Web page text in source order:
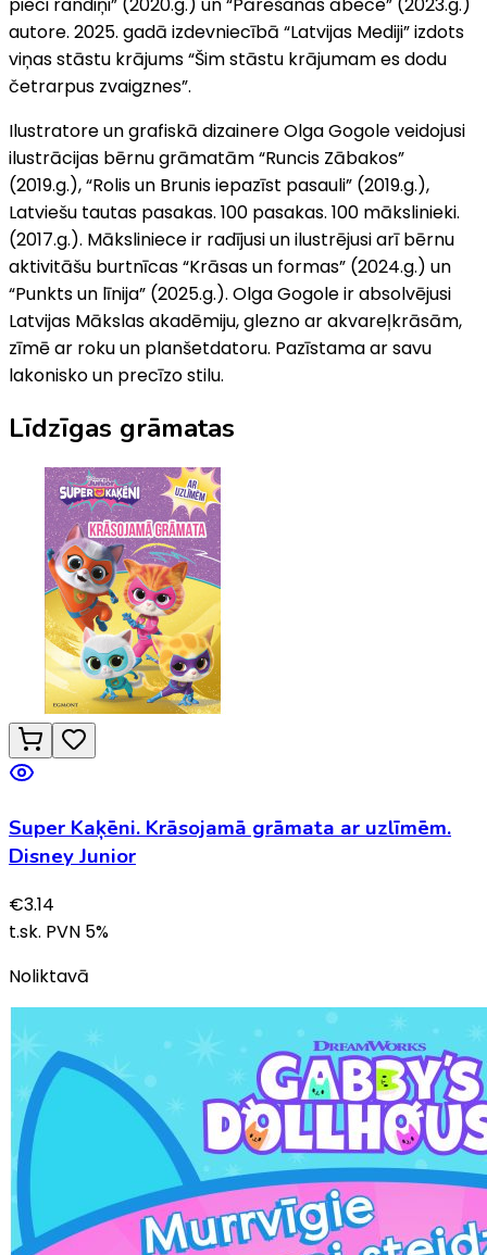
pieci randiņi” (2020.g.) un “Pārēšanās ābece” (2023.g.)
autore. 2025. gadā izdevniecībā “Latvijas Mediji” izdots
viņas stāstu krājums “Šim stāstu krājumam es dodu
četrarpus zvaigznes”.
Ilustratore un grafiskā dizainere Olga Gogole veidojusi
ilustrācijas bērnu grāmatām “Runcis Zābakos”
(2019.g.), “Rolis un Brunis iepazīst pasauli” (2019.g.),
Latviešu tautas pasakas. 100 pasakas. 100 mākslinieki.
(2017.g.). Māksliniece ir radījusi un ilustrējusi arī bērnu
aktivitāšu burtnīcas “Krāsas un formas” (2024.g.) un
“Punkts un līnija” (2025.g.). Olga Gogole ir absolvējusi
Latvijas Mākslas akadēmiju, glezno ar akvareļkrāsām,
zīmē ar roku un planšetdatoru. Pazīstama ar savu
lakonisko un precīzo stilu.
Līdzīgas grāmatas
Super Kaķēni. Krāsojamā grāmata ar uzlīmēm.
Disney Junior
€3.14
t.sk. PVN 5%
Noliktavā